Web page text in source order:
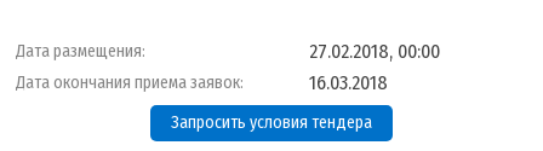
Дата размещения: 27.02.2018, 00:00
Дата окончания приема заявок: 16.03.2018
Запросить условия тендера